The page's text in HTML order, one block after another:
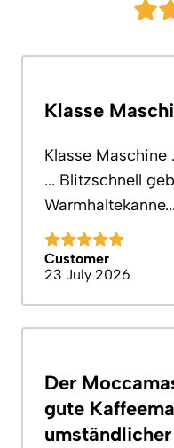
Klasse
Klasse Maschine
... Blitzschnell
Warmhaltekanne...
Customer
23 July 2026
Der
gute